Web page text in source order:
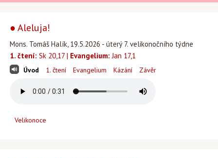
● Aleluja!
Mons. Tomáš Halík, 19.5.2026 - úterý 7. velikonočního týdne
1. čtení: Sk 20,17 | Evangelium: Jan 17,1
Úvod 1. čtení Evangelium Kázání Závěr
Velikonoce